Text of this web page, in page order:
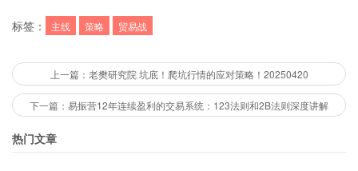
标签： 主线 策略 贸易战
上一篇：老樊研究院 坑底！爬坑行情的应对策略！20250420
下一篇：易振营12年连续盈利的交易系统：123法则和2B法则深度讲解
热门文章